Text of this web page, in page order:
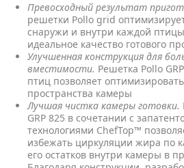
Превосходный результат
решетки Pollo grid
снаружи и внутри каждой
идеальное качество готового
Улучшенная конструкция для
вместимости. Решетка Pollo
птиц позволяет
пространства камеры
Лучшая чистка камеры готовки.
GRP 825 в сочетании с
технологиями ChefTop™
избежать циркуляции жира по
его остатков внутри камеры в